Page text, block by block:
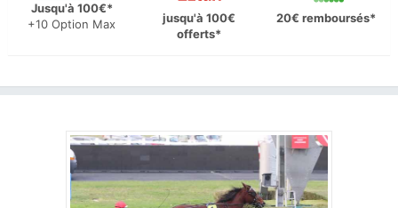
Jusqu'à 100€*
+10 Option Max
jusqu'à 100€
offerts*
20€ remboursés*